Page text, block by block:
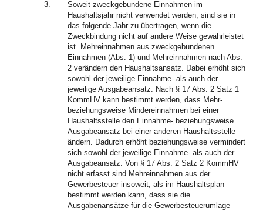
3.
Soweit zweckgebundene Einnahmen im
Haushaltsjahr nicht verwendet werden, sind sie in
das folgende Jahr zu übertragen, wenn die
Zweckbindung nicht auf andere Weise gewährleistet
ist. Mehreinnahmen aus zweckgebundenen
Einnahmen (Abs. 1) und Mehreinnahmen nach Abs.
2 verändern den Haushaltsansatz. Dabei erhöht sich
sowohl der jeweilige Einnahme- als auch der
jeweilige Ausgabeansatz. Nach § 17 Abs. 2 Satz 1
KommHV kann bestimmt werden, dass Mehr-
beziehungsweise Mindereinnahmen bei einer
Haushaltsstelle den Einnahme- beziehungsweise
Ausgabeansatz bei einer anderen Haushaltsstelle
ändern. Dadurch erhöht beziehungsweise vermindert
sich sowohl der jeweilige Einnahme- als auch der
Ausgabeansatz. Von § 17 Abs. 2 Satz 2 KommHV
nicht erfasst sind Mehreinnahmen aus der
Gewerbesteuer insoweit, als im Haushaltsplan
bestimmt werden kann, dass sie die
Ausgabenansätze für die Gewerbesteuerumlage